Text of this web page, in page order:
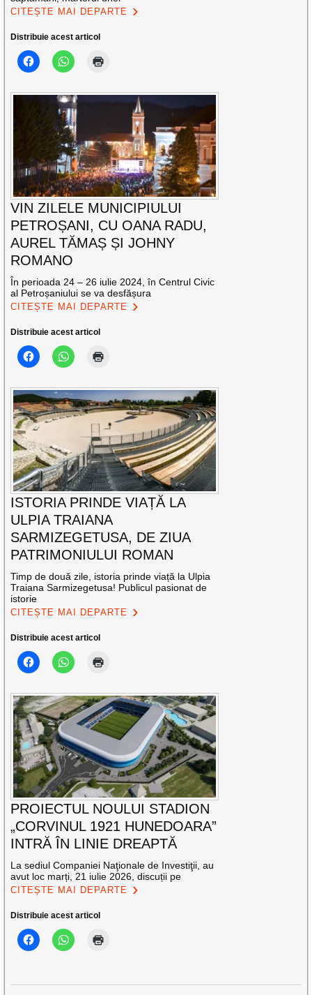
CITEȘTE MAI DEPARTE
Distribuie acest articol
VIN ZILELE MUNICIPIULUI
PETROȘANI, CU OANA RADU,
AUREL TĂMAȘ ȘI JOHNY
ROMANO
În perioada 24 – 26 iulie 2024, în Centrul Civic
al Petroșaniului se va desfășura
CITEȘTE MAI DEPARTE
Distribuie acest articol
ISTORIA PRINDE VIAȚĂ LA
ULPIA TRAIANA
SARMIZEGETUSA, DE ZIUA
PATRIMONIULUI ROMAN
Timp de două zile, istoria prinde viață la Ulpia
Traiana Sarmizegetusa! Publicul pasionat de
istorie
CITEȘTE MAI DEPARTE
Distribuie acest articol
PROIECTUL NOULUI STADION
„CORVINUL 1921 HUNEDOARA”
INTRĂ ÎN LINIE DREAPTĂ
La sediul Companiei Naţionale de Investiţii, au
avut loc marți, 21 iulie 2026, discuții pe
CITEȘTE MAI DEPARTE
Distribuie acest articol